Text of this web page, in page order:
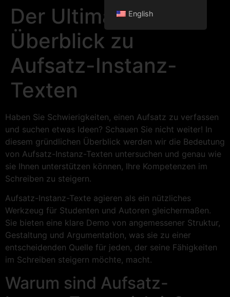
Der Ultimative
Überblick zu
Aufsatz-Instanz-
Texten
Haben Sie Schwierigkeiten, einen Aufsatz zu verfassen
und suchen etwas Ideen? Schauen Sie nicht weiter! In
diesem gründlichen Überblick werden wir die Bedeutung
von Aufsatz-Instanz-Texten untersuchen und genau wie
sie Ihnen unterstützen können, Ihre Kompetenzen im
Schreiben zu steigern.
Aufsatz-Instanz-Texte agieren als ein nützliches
Werkzeug für Studenten und Autoren gleichermaßen.
Sie bieten eine klare Demo von angemessener Struktur,
Gestaltung und Argumentation, was sie zu einer
entscheidenden Quelle für jeden, der seine Fähigkeiten
im Schreiben steigern möchte, macht.
Warum sind Aufsatz-
English